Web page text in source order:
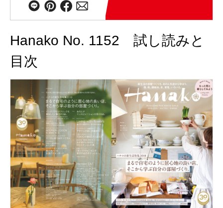
Hanako No. 1152 試し読みと
目次